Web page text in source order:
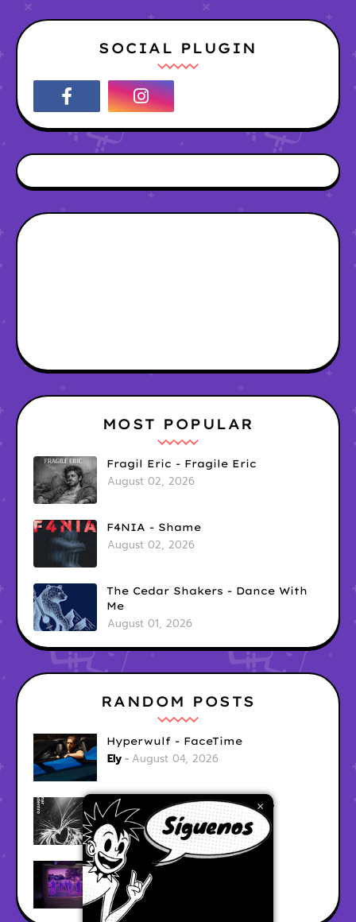
SOCIAL PLUGIN
×
MOST POPULAR
Fragil Eric - Fragile Eric
August 02, 2026
F4NIA - Shame
August 02, 2026
The Cedar Shakers - Dance With
Me
August 01, 2026
RANDOM POSTS
Hyperwulf - FaceTime
Ely August 04, 2026
BARRACÜDA - Mar Adentro
Ely August 04, 2026
CabinTwelve - Doing Fine
Ely August 04, 2026